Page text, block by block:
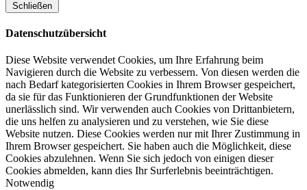
Schließen
Datenschutzübersicht
Diese Website verwendet Cookies, um Ihre Erfahrung beim
Navigieren durch die Website zu verbessern. Von diesen werden die
nach Bedarf kategorisierten Cookies in Ihrem Browser gespeichert,
da sie für das Funktionieren der Grundfunktionen der Website
unerlässlich sind. Wir verwenden auch Cookies von Drittanbietern,
die uns helfen zu analysieren und zu verstehen, wie Sie diese
Website nutzen. Diese Cookies werden nur mit Ihrer Zustimmung in
Ihrem Browser gespeichert. Sie haben auch die Möglichkeit, diese
Cookies abzulehnen. Wenn Sie sich jedoch von einigen dieser
Cookies abmelden, kann dies Ihr Surferlebnis beeinträchtigen.
Notwendig